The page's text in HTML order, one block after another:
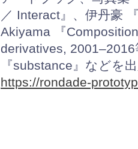
／ Interact』、伊丹豪
Akiyama 『
derivatives, 2001–2016
『substance』などを
https://rondade-